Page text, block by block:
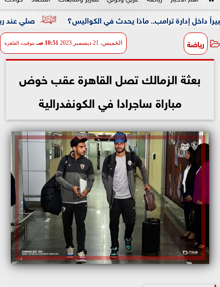
صلي عند ربنا مش ترامب.. ماذا يحدث في الكواليس؟
رياضة الخميس، 21 ديسمبر 2023 10:51 صـ بتوقيت القاهرة
بعثة الزمالك تصل القاهرة عقب خوض
مباراة ساجرادا في الكونفدرالية